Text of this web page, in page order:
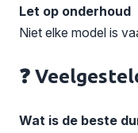
Let op onderhoud
Niet elke model is
❓
Wat is de beste